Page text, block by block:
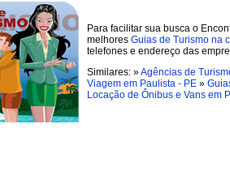
Para facilitar sua busca o
melhores Guias de Turismo na
telefones e endereço das
Similares: »Agências de
Viagem em Paulista - PE »
Locação de Ônibus e Vans em